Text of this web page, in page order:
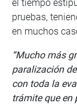
el tiempo
pruebas,
en muchos
“Mucho más
paralización
con toda la
trámite que en